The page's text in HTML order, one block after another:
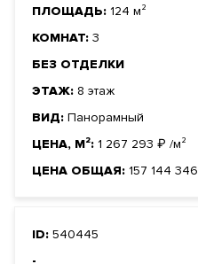
ПЛОЩАДЬ: 124 м²
КОМНАТ: 3
БЕЗ ОТДЕЛКИ
ЭТАЖ: 8 этаж
ВИД: Панорамный
ЦЕНА, М²: 1 267 293 ₽ /м²
ЦЕНА ОБЩАЯ: 157 144 346
ID: 540445